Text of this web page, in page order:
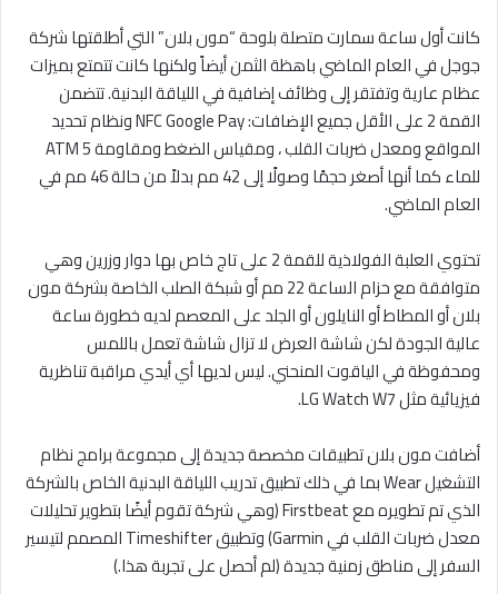
كانت أول ساعة سمارت متصلة بلوحة “مون بلان” التي أطلقتها شركة
جوجل في العام الماضي باهظة الثمن أيضاً ولكنها كانت تتمتع بميزات
عظام عارية وتفتقر إلى وظائف إضافية في اللياقة البدنية. تتضمن
القمة 2 على الأقل جميع الإضافات: NFC Google Pay ونظام تحديد
المواقع ومعدل ضربات القلب ، ومقياس الضغط ومقاومة 5 ATM
للماء كما أنها أصغر حجمًا وصولًا إلى 42 مم بدلاً من حالة 46 مم في
العام الماضي.
تحتوي العلبة الفولاذية للقمة 2 على تاج خاص بها دوار وزرين وهي
متوافقة مع حزام الساعة 22 مم أو شبكة الصلب الخاصة بشركة مون
بلان أو المطاط أو النايلون أو الجلد على المعصم لديه خطورة ساعة
عالية الجودة لكن شاشة العرض لا تزال شاشة تعمل باللمس
ومحفوظة في الياقوت المنحني. ليس لديها أي أيدي مراقبة تناظرية
فيزيائية مثل LG Watch W7.
أضافت مون بلان تطبيقات مخصصة جديدة إلى مجموعة برامج نظام
التشغيل Wear بما في ذلك تطبيق تدريب اللياقة البدنية الخاص بالشركة
الذي تم تطويره مع Firstbeat (وهي شركة تقوم أيضًا بتطوير تحليلات
معدل ضربات القلب في Garmin) وتطبيق Timeshifter المصمم لتيسير
السفر إلى مناطق زمنية جديدة (لم أحصل على تجربة هذا.)